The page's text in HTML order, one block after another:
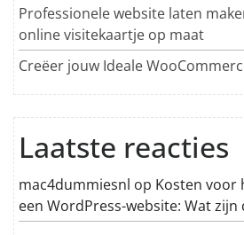
Professionele website laten
online visitekaartje op maat
Creëer jouw Ideale
Laatste reacties
mac4dummiesnl op Kosten voor
een WordPress-website: Wat zijn